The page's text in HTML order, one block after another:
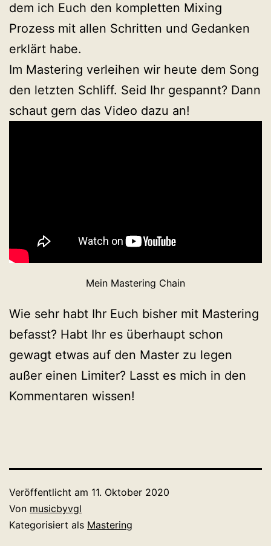
dem ich Euch den kompletten Mixing
Prozess mit allen Schritten und Gedanken
erklärt habe.
Im Mastering verleihen wir heute dem Song
den letzten Schliff. Seid Ihr gespannt? Dann
schaut gern das Video dazu an!
Mein Mastering Chain
Wie sehr habt Ihr Euch bisher mit Mastering
befasst? Habt Ihr es überhaupt schon
gewagt etwas auf den Master zu legen
außer einen Limiter? Lasst es mich in den
Kommentaren wissen!
Veröffentlicht am 11. Oktober 2020
Von musicbyvgl
Kategorisiert als Mastering